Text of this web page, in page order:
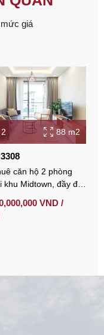
giá
2 88 m2
căn hộ 2 phòng
khu Midtown, đầy đủ
VND /